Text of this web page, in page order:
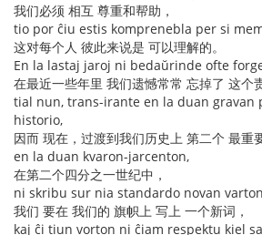
我们必须 相互 尊重和帮助，
tio por ĉiu estis komprenebla per si
这对每个人 彼此来说是 可以理解的。
En la lastaj jaroj ni bedaŭrinde ofte
在最近一些年里 我们遗憾常常 忘掉了 这个
tial nun, trans-irante en la duan gravan
historio,
因而 现在，过渡到我们历史上 第二个 最重
en la duan kvaron-jarcenton,
在第二个四分之一世纪中，
ni skribu sur nia standardo novan
我们 要在 我们的 旗帜上 写上 一个新词，
kaj ĉi tiun vorton ni ĉiam respektu kiel